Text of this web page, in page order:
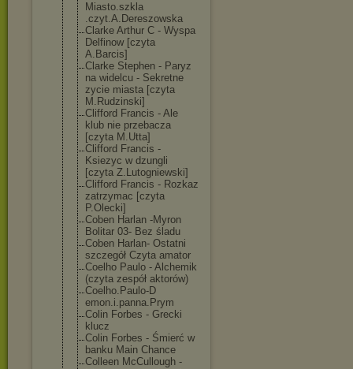
Miasto.szkla
.czyt.A.Dereszowska
Clarke Arthur C - Wyspa
Delfinow [czyta
A.Barcis]
Clarke Stephen - Paryz
na widelcu - Sekretne
zycie miasta [czyta
M.Rudzinski]
Clifford Francis - Ale
klub nie przebacza
[czyta M.Utta]
Clifford Francis -
Ksiezyc w dzungli
[czyta Z.Lutogniewski]
Clifford Francis - Rozkaz
zatrzymac [czyta
P.Olecki]
Coben Harlan -Myron
Bolitar 03- Bez śladu
Coben Harlan- Ostatni
szczegół Czyta amator
Coelho Paulo - Alchemik
(czyta zespół aktorów)
Coelho.Paulo-D
emon.i.panna.Prym
Colin Forbes - Grecki
klucz
Colin Forbes - Śmierć w
banku Main Chance
Colleen McCullough -